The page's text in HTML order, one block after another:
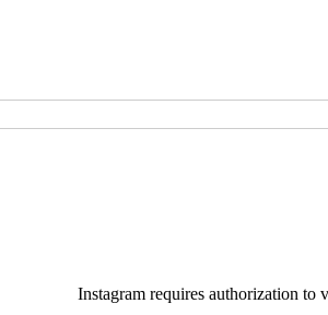
Instagram requires authorization to